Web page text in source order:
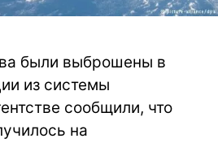
были выброшены в
из системы
сообщили, что
на